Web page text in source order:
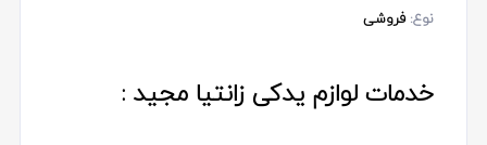
نوع:فروشی
خدمات لوازم یدکی زانتیا مجید :